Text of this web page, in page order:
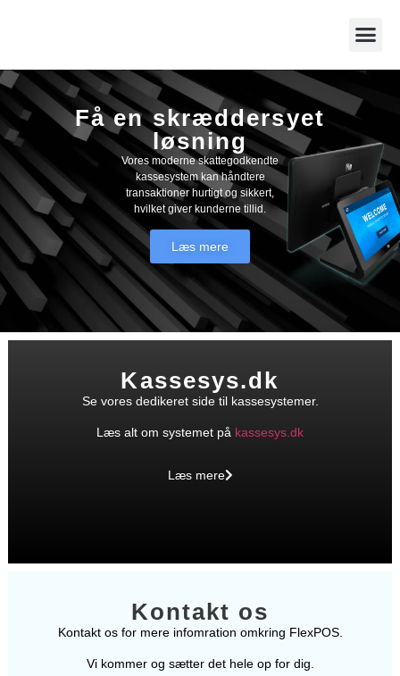
Få en skræddersyet
løsning​
Vores moderne skattegodkendte
kassesystem kan håndtere
transaktioner hurtigt og sikkert,
hvilket giver kunderne tillid.
Læs mere
Kassesys.dk
Se vores dedikeret side til kassesystemer.
Læs alt om systemet på kassesys.dk
Læs mere
Kontakt os
Kontakt os for mere infomration omkring FlexPOS.
Vi kommer og sætter det hele op for dig.